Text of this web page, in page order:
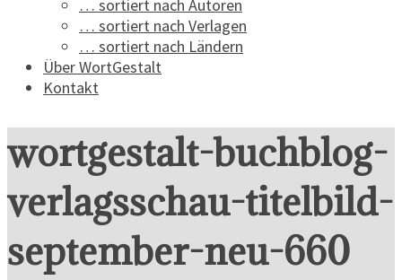
Buchblog
Spannungsliteratur
… sortiert nach Autoren
… sortiert nach Verlagen
… sortiert nach Ländern
Über WortGestalt
Kontakt
wortgestalt-buchblog-
verlagsschau-titelbild-
september-neu-660